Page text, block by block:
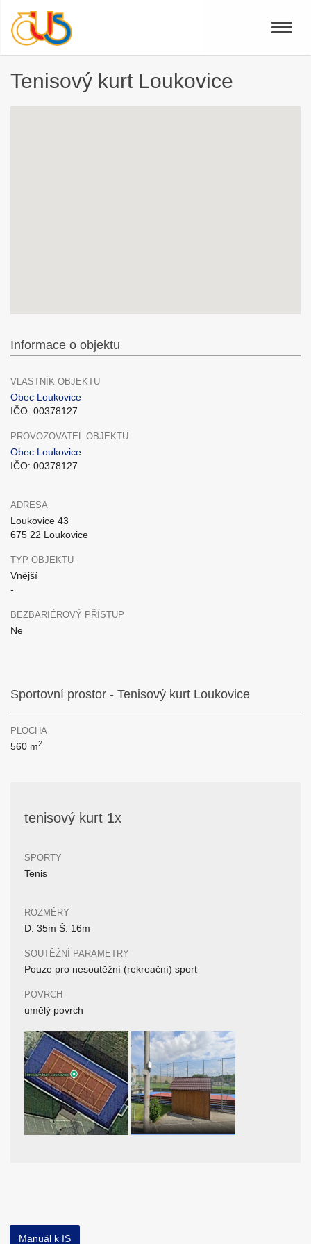
Toggle
Tenisový kurt Loukovice
Informace o objektu
VLASTNÍK OBJEKTU
Obec Loukovice
IČO: 00378127
PROVOZOVATEL OBJEKTU
Obec Loukovice
IČO: 00378127
ADRESA
Loukovice 43
675 22 Loukovice
TYP OBJEKTU
Vnější
-
BEZBARIÉROVÝ PŘÍSTUP
Ne
Sportovní prostor - Tenisový kurt Loukovice
PLOCHA
560 m2
tenisový kurt 1x
SPORTY
Tenis
ROZMĚRY
D: 35m Š: 16m
SOUTĚŽNÍ PARAMETRY
Pouze pro nesoutěžní (rekreační) sport
POVRCH
umělý povrch
Manuál k IS